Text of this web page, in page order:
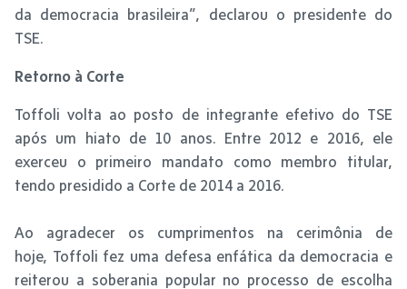
da democracia brasileira”, declarou o presidente do
TSE.
Retorno à Corte
Toffoli volta ao posto de integrante efetivo do TSE
após um hiato de 10 anos. Entre 2012 e 2016, ele
exerceu o primeiro mandato como membro titular,
tendo presidido a Corte de 2014 a 2016.
Ao agradecer os cumprimentos na cerimônia de
hoje, Toffoli fez uma defesa enfática da democracia e
reiterou a soberania popular no processo de escolha